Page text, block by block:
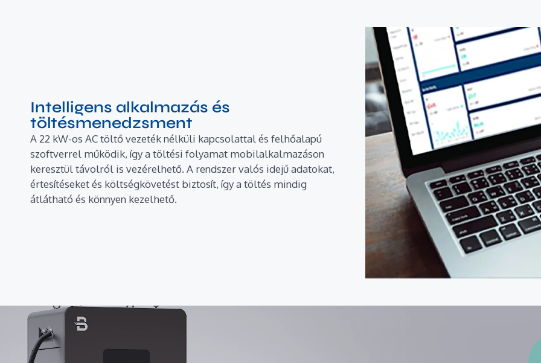
Intelligens alkalmazás és
töltésmenedzsment
A 22 kW-os AC töltő vezeték nélküli kapcsolattal és felhőalapú
szoftverrel működik, így a töltési folyamat mobilalkalmazáson
keresztül távolról is vezérelhető. A rendszer valós idejű adatokat,
értesítéseket és költségkövetést biztosít, így a töltés mindig
átlátható és könnyen kezelhető.